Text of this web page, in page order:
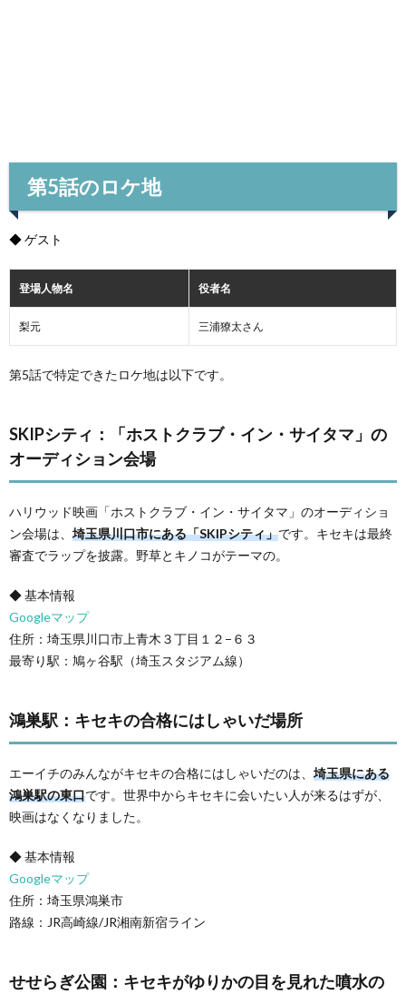
第5話のロケ地
◆ ゲスト
登場人物名 役者名
梨元 三浦獠太さん
第5話で特定できたロケ地は以下です。
SKIPシティ：「ホストクラブ・イン・サイタマ」の
オーディション会場
ハリウッド映画「ホストクラブ・イン・サイタマ」のオーディショ
ン会場は、 埼玉県川口市にある「SKIPシティ」です。キセキは最終
審査でラップを披露。野草とキノコがテーマの。
◆ 基本情報
Googleマップ
住所：埼玉県川口市上青木３丁目１２−６３
最寄り駅：鳩ヶ谷駅（埼玉スタジアム線）
鴻巣駅：キセキの合格にはしゃいだ場所
エーイチのみんながキセキの合格にはしゃいだのは、 埼玉県にある
鴻巣駅の東口です。世界中からキセキに会いたい人が来るはずが、
映画はなくなりました。
◆ 基本情報
Googleマップ
住所：埼玉県鴻巣市
路線：JR高崎線/JR湘南新宿ライン
せせらぎ公園：キセキがゆりかの目を見れた噴水の